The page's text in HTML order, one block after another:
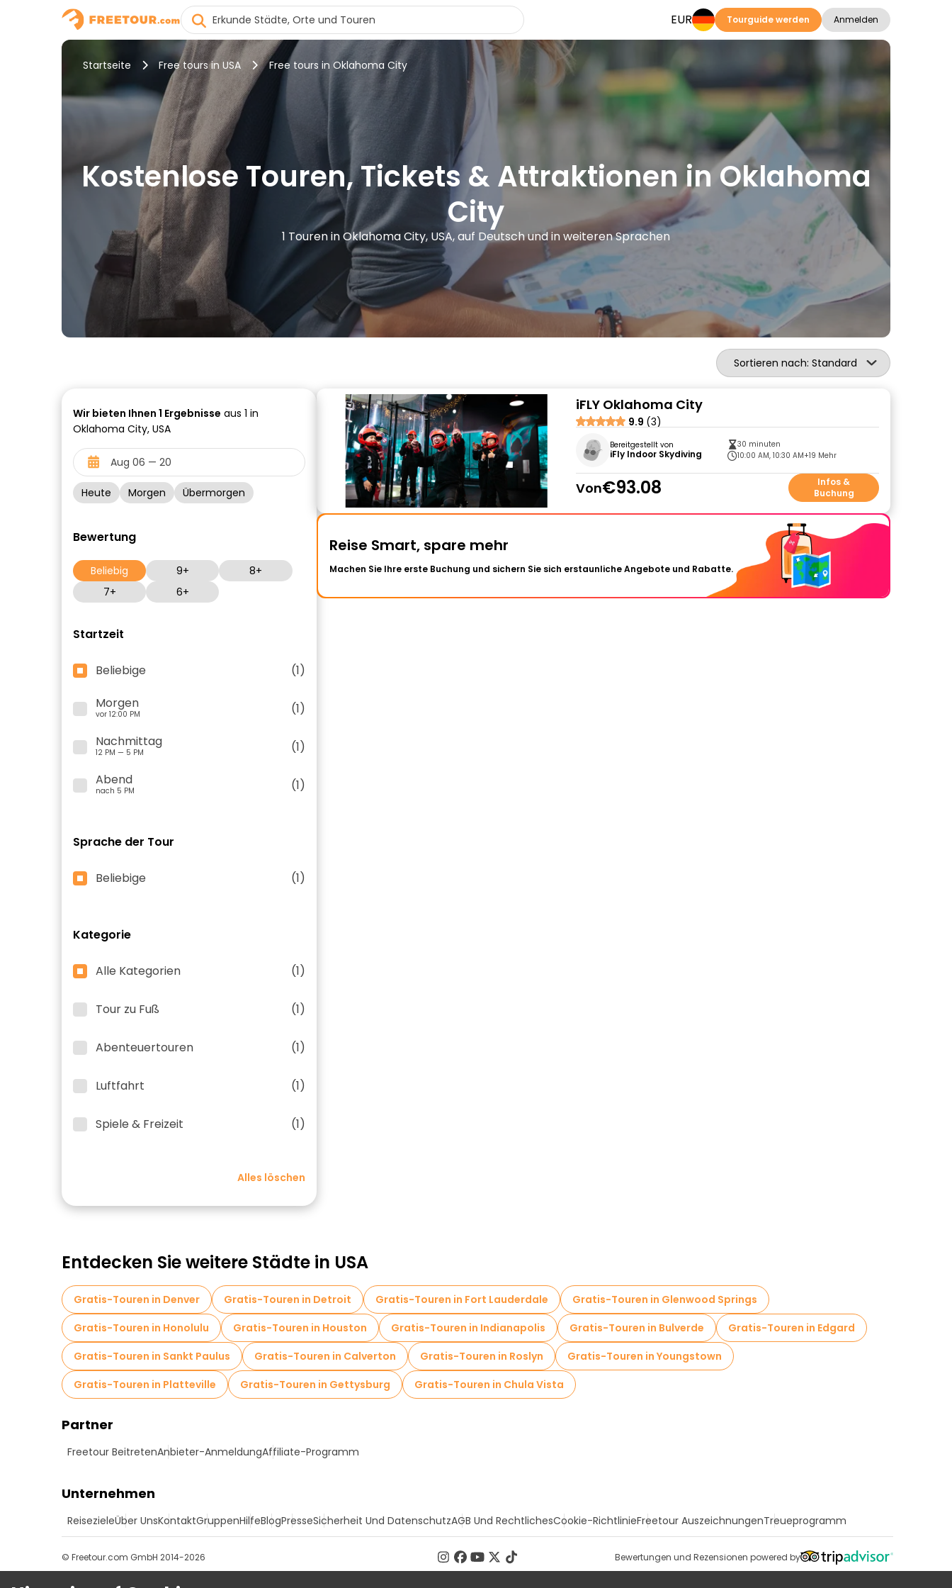
EUR Tourguide werden Anmelden
Startseite Free tours in USA Free tours in Oklahoma City
Kostenlose Touren, Tickets & Attraktionen in Oklahoma
City
1 Touren in Oklahoma City, USA, auf Deutsch und in weiteren Sprachen
Sortieren nach: Standard
Wir bieten Ihnen 1 Ergebnisse aus 1 in
Oklahoma City, USA
Heute Morgen Übermorgen
Bewertung
Beliebig 9+
8+
7+
6+
Startzeit
Beliebige
(1)
Morgen
vor 12:00 PM
(1)
Nachmittag
12 PM — 5 PM
(1)
Abend
nach 5 PM (1)
Sprache der Tour
Beliebige (1)
Kategorie
Alle Kategorien (1)
Tour zu Fuß (1)
Abenteuertouren (1)
Luftfahrt (1)
Spiele & Freizeit (1)
Alles löschen
iFLY Oklahoma City
9.9 (3)
Bereitgestellt von
iFly Indoor Skydiving
30 minuten
10:00 AM, 10:30 AM+19 Mehr
Von€93.08
Infos &
Buchung
Reise Smart, spare mehr
Machen Sie Ihre erste Buchung und sichern Sie sich erstaunliche Angebote und Rabatte.
Entdecken Sie weitere Städte in USA
Gratis-Touren in Denver Gratis-Touren in Detroit Gratis-Touren in Fort Lauderdale
Gratis-Touren in Glenwood Springs
Gratis-Touren in Honolulu
Gratis-Touren in Houston Gratis-Touren in Indianapolis Gratis-Touren in Bulverde
Gratis-Touren in Edgard
Gratis-Touren in Sankt Paulus
Gratis-Touren in Calverton Gratis-Touren in Roslyn
Gratis-Touren in Youngstown
Gratis-Touren in Platteville
Gratis-Touren in Gettysburg Gratis-Touren in Chula Vista
Partner
Freetour BeitretenAnbieter-AnmeldungAffiliate-Programm
Unternehmen
ReisezieleÜber UnsKontaktGruppenHilfeBlogPresseSicherheit Und DatenschutzAGB Und RechtlichesCookie-RichtlinieFreetour AuszeichnungenTreueprogramm
Bewertungen und Rezensionen powered by
© Freetour.com GmbH 2014-2026